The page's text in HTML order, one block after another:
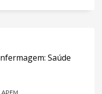
Saúde
APEM